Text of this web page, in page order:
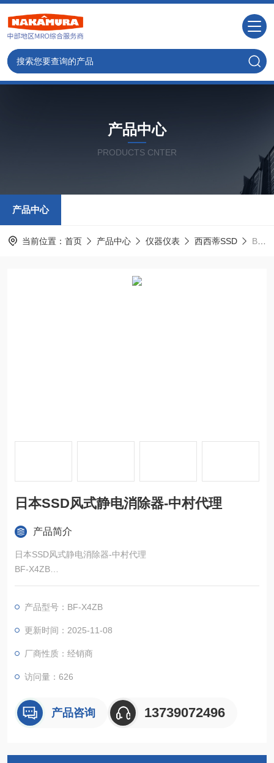
产品中心
PRODUCTS CNTER
产品中心
当前位置： 首页 产品中心 仪器仪表 西西蒂SSD BF-X4ZB日本SSD风式静电消除器-中村代理
日本SSD风式静电消除器-中村代理
产品简介
日本SSD风式静电消除器-中村代理
BF-X4ZB
400mm宽卧式，非常适合大面积消除静电！
产品型号：BF-X4ZB
更新时间：2025-11-08
厂商性质：经销商
访问量：626
产品咨询 13739072496